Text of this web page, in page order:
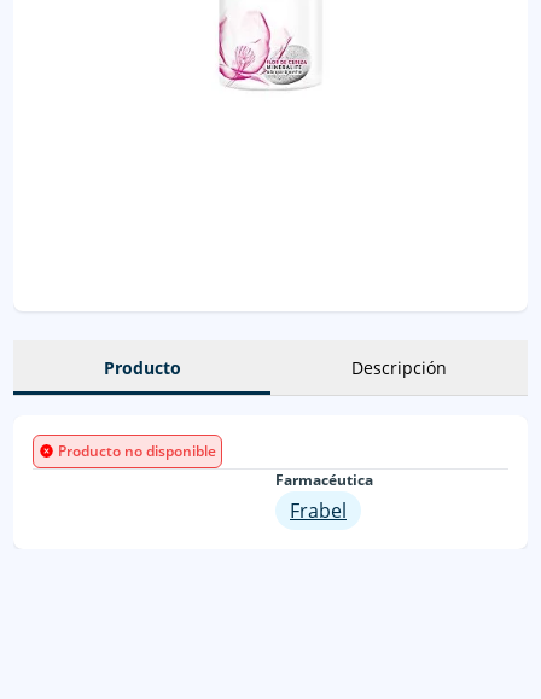
Producto Descripción
Producto no disponible
Farmacéutica
Frabel